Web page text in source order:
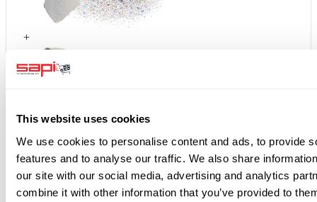
This website uses cookies
We use cookies to personalise content and ads, to provide
features and to analyse our traffic. We also share
our site with our social media, advertising and analytics
combine it with other information that you’ve provided to
+
+